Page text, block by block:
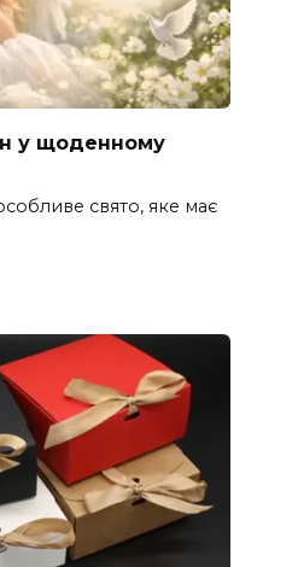
у щоденному
свято, яке має